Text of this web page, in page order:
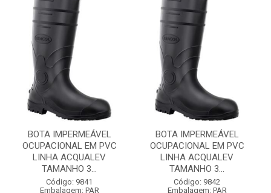
BOTA IMPERMEÁVEL
OCUPACIONAL EM PVC
LINHA ACQUALEV
TAMANHO 3...
Código: 9841
Embalagem: PAR
BOTA IMPERMEÁVEL
OCUPACIONAL EM PVC
LINHA ACQUALEV
TAMANHO 3...
Código: 9842
Embalagem: PAR